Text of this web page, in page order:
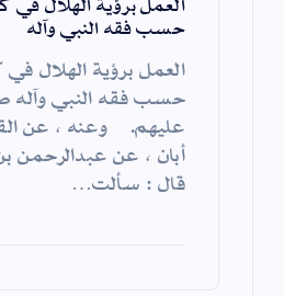
حسب فقه النبي وآله
العمل برؤية الهلال
حسب فقه النبي وآله
عليهم. وعنه ، عن
أبان ، عن عبدالرحمن
قال : سألت…